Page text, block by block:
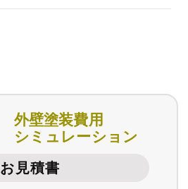
外壁塗装費用
シミュレーション
お見積書